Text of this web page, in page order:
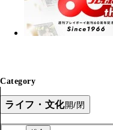
Category
ライフ・文化開/閉